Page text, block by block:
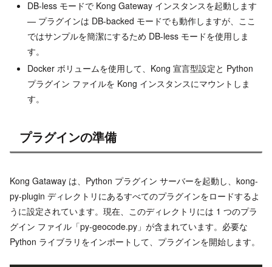
DB-less モードで Kong Gateway インスタンスを起動します
— プラグインは DB-backed モードでも動作しますが、ここ
ではサンプルを簡潔にするため DB-less モードを使用しま
す。
Docker ボリュームを使用して、Kong 宣言型設定と Python
プラグイン ファイルを Kong インスタンスにマウントしま
す。
プラグインの準備
Kong Gataway は、Python プラグイン サーバーを起動し、kong-
py-plugin ディレクトリにあるすべてのプラグインをロードするよ
うに設定されています。現在、このディレクトリには 1 つのプラ
グイン ファイル「py-geocode.py」が含まれています。必要な
Python ライブラリをインポートして、プラグインを開始します。